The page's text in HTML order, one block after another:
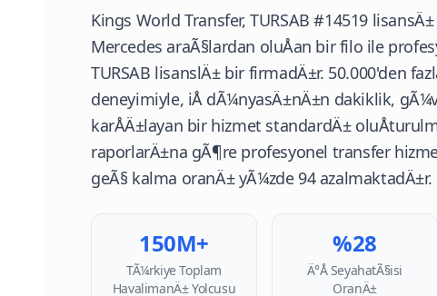
Kings World Transfer,TURSAB #14519
Mercedes araÃ§lardan oluÅan bir filo ile
TURSAB lisanslÄ± bir firmadÄ±r. 50.000'den
deneyimiyle, iÅ dÃ¼nyasÄ±nÄ±n dakiklik,
karÅÄ±layan bir hizmet standardÄ±
raporlarÄ±na gÃ¶re profesyonel transfer
geÃ§ kalma oranÄ± yÃ¼zde 94 azalmaktadÄ±r.
150M+
TÃ¼rkiye Toplam
HavalimanÄ± Yolcusu
%28
Ä°Å SeyahatÃ§isi
OranÄ±